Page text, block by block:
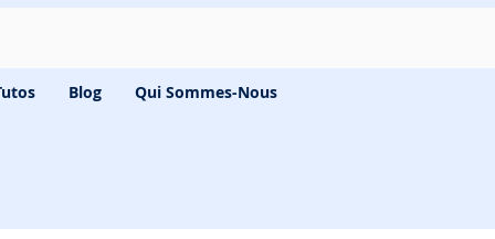
Blog Qui Sommes-Nous